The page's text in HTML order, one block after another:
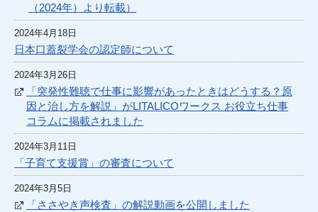
（2024年）より転載）
2024年4月18日
日本口蓋裂学会の認定師について
2024年3月26日
「突発性難聴で仕事に影響があったときはどうする？原
因と治し方を解説」がLITALICOワークス お役立ち仕事
コラムに掲載されました
2024年3月11日
「子育て支援賞」の審査について
2024年3月5日
「ささやき声検査」の解説動画を公開しました